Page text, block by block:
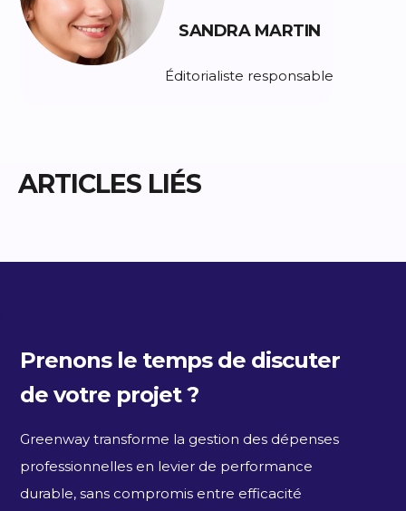
SANDRA MARTIN
Éditorialiste responsable
ARTICLES LIÉS
Prenons le temps de discuter
de votre projet ?
Greenway transforme la gestion des dépenses
professionnelles en levier de performance
durable, sans compromis entre efficacité